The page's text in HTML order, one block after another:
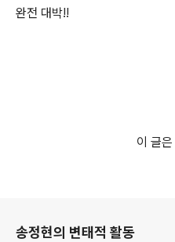
완전 대박!!
이 글은
송정현의 변태적 활동